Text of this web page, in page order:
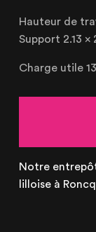
NOS
NOS
NOS
NOS
Hauteur de
Support 2.13 x
Charge utile
Notre
lilloise à